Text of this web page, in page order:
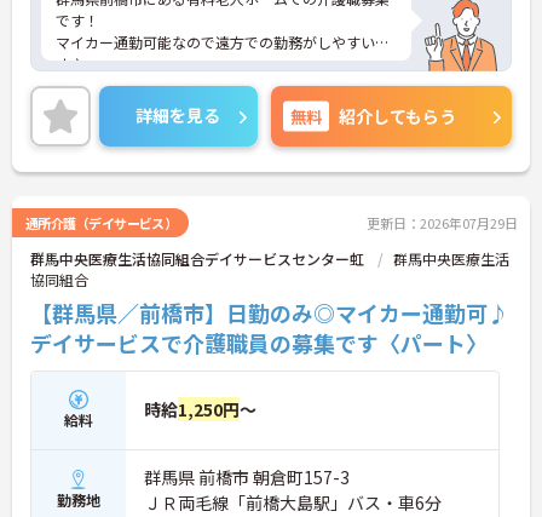
です！
マイカー通勤可能なので遠方での勤務がしやすいで
す♪
残業時間は月3時間程度と少なめなので、ご自身の
時間を大切にできます☆
また未経験でも相談可能なので、心機一転新しい場
所で頑張りたい方におすすめです◎
ご興味ある方には、面接対策ポイントなど、さらに
い。
詳細を見る 無料 紹介してもらう
通所介護（デイサービス） 更新日：2026年07月29日
群馬中央医療生活協同組合デイサービスセンター虹
群馬中央医療生活
協同組合
【群馬県／前橋市】日勤のみ◎マイカー通勤可♪
デイサービスで介護職員の募集です〈パート〉
給料 時給1,250円～
勤務地
群馬県 前橋市 朝倉町157-3
ＪＲ両毛線「前橋大島駅」バス・車6分